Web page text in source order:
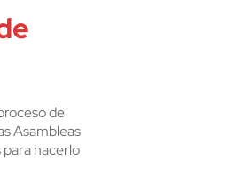
de
Asambleas
para hacerlo